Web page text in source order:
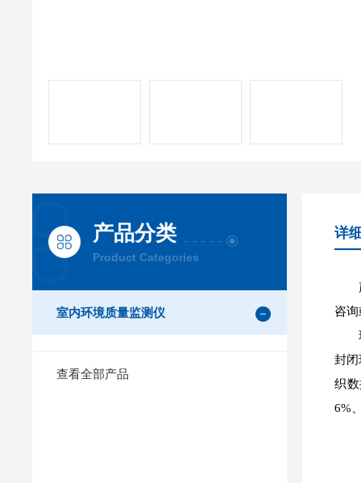
产品分类
Product Categories
室内环境质量监测仪
查看全部产品
详
咨
封
织
6%